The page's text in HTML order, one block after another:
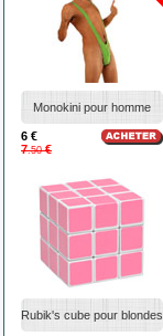
Monokini pour homme
6 €
7.50€
Rubik's cube pour blondes